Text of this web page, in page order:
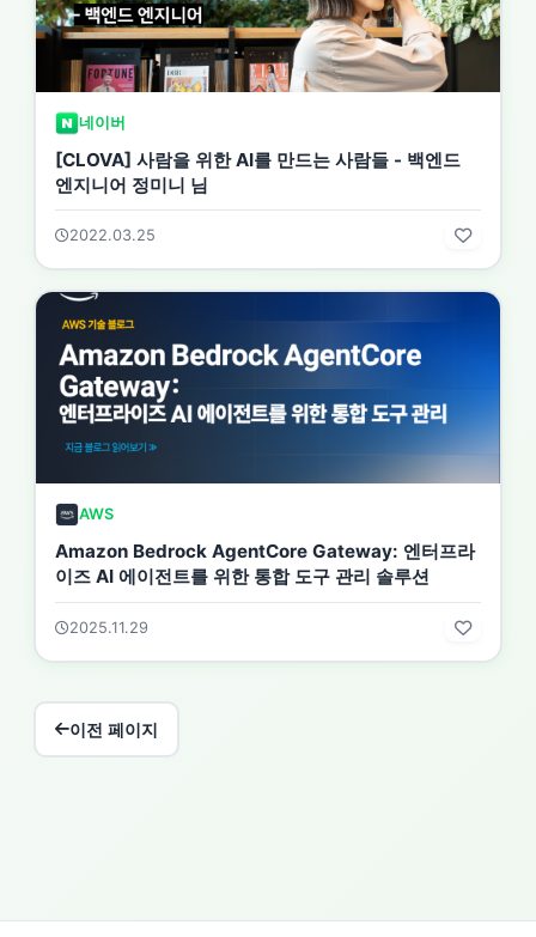
네이버
[CLOVA] 사람을 위한 AI를 만드는 사람들 - 백엔드
엔지니어 정미니 님
2022.03.25
AWS
Amazon Bedrock AgentCore Gateway: 엔터프라
이즈 AI 에이전트를 위한 통합 도구 관리 솔루션
2025.11.29
이전 페이지